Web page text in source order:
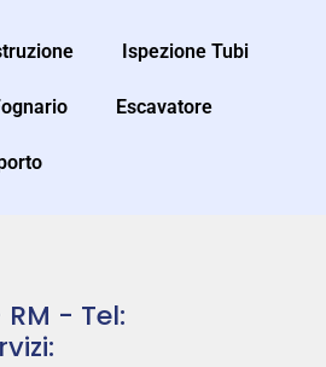
Ispezione Tubi
Escavatore
- Tel: